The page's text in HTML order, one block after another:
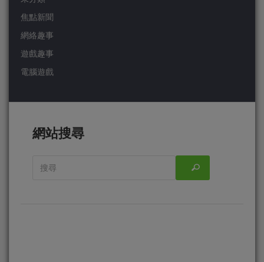
焦點新聞
網絡趣事
遊戲趣事
電腦遊戲
網站搜尋